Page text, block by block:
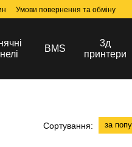
Умови повернення та обміну
BMS
3д
принтери
Сортування: за